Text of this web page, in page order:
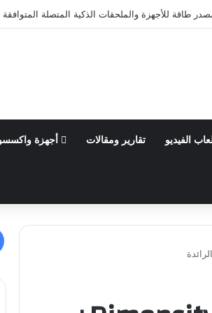
للعام
الفيديو تقارير ومقالات أجهزة